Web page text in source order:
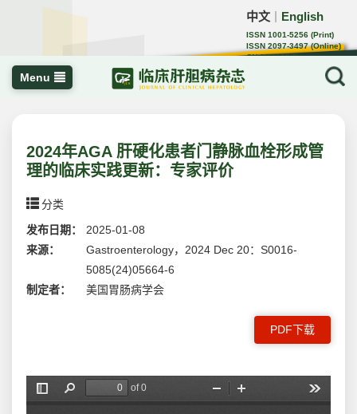
中文 English
ISSN 1001-5256 (Print)
ISSN 2097-3497 (Online)
CN 22-1108/R
Menu
2024年AGA 肝硬化患者门静脉血栓形成管
理的临床实践更新：专家评价
分类
发布日期：
2025-01-08
来源：
Gastroenterology，2024 Dec 20：S0016-
5085(24)05664-6
制定者：
美国胃肠病学会
PDF下载